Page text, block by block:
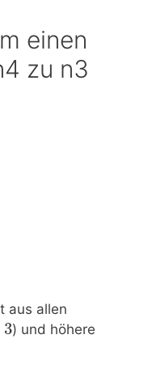
einen
zu n3
aus allen
3) und höhere